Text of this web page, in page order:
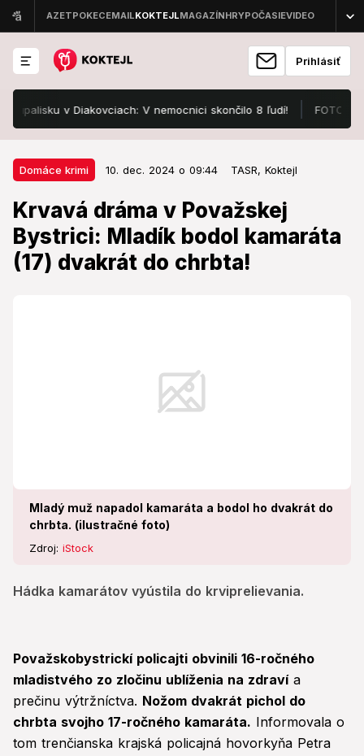
Prihlásiť
v Diakovciach: V nemocnici skončilo 8 ľudí! FOTO
Domáce krimi 10. dec. 2024 o 09:44 TASR, Koktejl
Krvavá dráma v Považskej
Bystrici: Mladík bodol kamaráta
(17) dvakrát do chrbta!
Mladý muž napadol kamaráta a bodol ho dvakrát do
chrbta. (ilustračné foto)
Zdroj: iStock
Hádka kamarátov vyústila do krviprelievania.
Domáce krimi 10. dec. 2024 o 09:44
Krvavá dráma v Považskej
Bystrici: Mladík bodol kamaráta
(17) dvakrát do chrbta!
Považskobystrickí policajti obvinili 16-ročného
mladistvého zo zločinu ublíženia na zdravía
prečinu výtržníctva. Nožom dvakrát pichol do
chrbta svojho 17-ročného kamaráta. Informovala o
tom trenčianska krajská policajná hovorkyňa Petra